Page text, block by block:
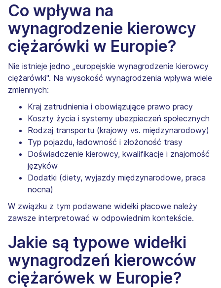
Co wpływa na
wynagrodzenie kierowcy
ciężarówki w Europie?
Nie istnieje jedno „europejskie wynagrodzenie kierowcy
ciężarówki". Na wysokość wynagrodzenia wpływa wiele
zmiennych:
Kraj zatrudnienia i obowiązujące prawo pracy
Koszty życia i systemy ubezpieczeń społecznych
Rodzaj transportu (krajowy vs. międzynarodowy)
Typ pojazdu, ładowność i złożoność trasy
Doświadczenie kierowcy, kwalifikacje i znajomość
języków
Dodatki (diety, wyjazdy międzynarodowe, praca
nocna)
W związku z tym podawane widełki płacowe należy
zawsze interpretować w odpowiednim kontekście.
Jakie są typowe widełki
wynagrodzeń kierowców
ciężarówek w Europie?